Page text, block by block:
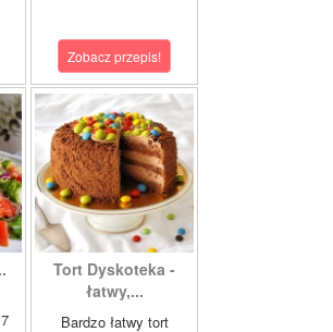
Zobacz przepis!
Tort Dyskoteka -
łatwy,...
Bardzo łatwy tort